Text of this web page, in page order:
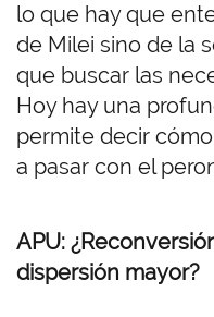
lo que hay que
de Milei sino de la
que buscar las
Hoy hay una
permite decir
a pasar con el
APU:
dispersión mayor?